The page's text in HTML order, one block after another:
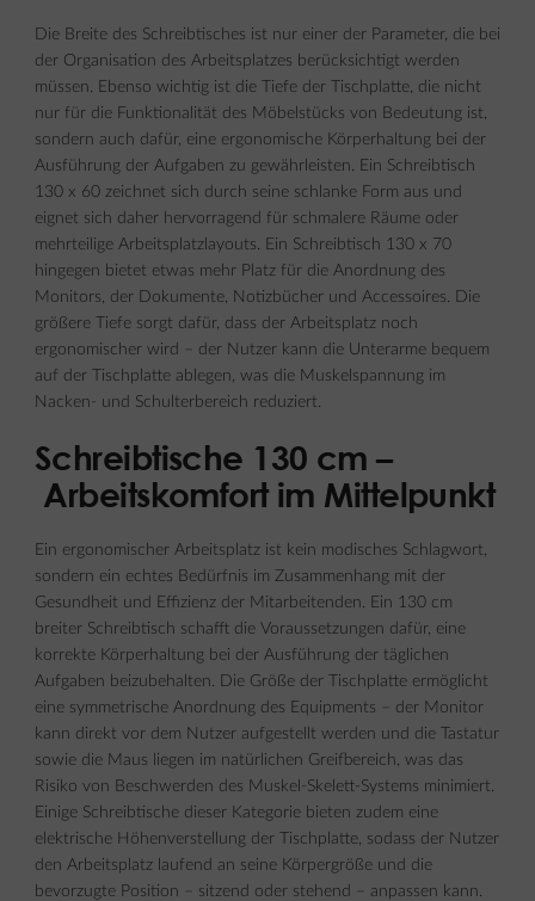
Die Breite des Schreibtisches ist nur einer der Parameter, die bei
der Organisation des Arbeitsplatzes berücksichtigt werden
müssen. Ebenso wichtig ist die Tiefe der Tischplatte, die nicht
nur für die Funktionalität des Möbelstücks von Bedeutung ist,
sondern auch dafür, eine ergonomische Körperhaltung bei der
Ausführung der Aufgaben zu gewährleisten. Ein Schreibtisch
130 x 60 zeichnet sich durch seine schlanke Form aus und
eignet sich daher hervorragend für schmalere Räume oder
mehrteilige Arbeitsplatzlayouts. Ein Schreibtisch 130 x 70
hingegen bietet etwas mehr Platz für die Anordnung des
Monitors, der Dokumente, Notizbücher und Accessoires. Die
größere Tiefe sorgt dafür, dass der Arbeitsplatz noch
ergonomischer wird – der Nutzer kann die Unterarme bequem
auf der Tischplatte ablegen, was die Muskelspannung im
Nacken- und Schulterbereich reduziert.
Schreibtische 130 cm –
Arbeitskomfort im Mittelpunkt
Ein ergonomischer Arbeitsplatz ist kein modisches Schlagwort,
sondern ein echtes Bedürfnis im Zusammenhang mit der
Gesundheit und Effizienz der Mitarbeitenden. Ein 130 cm
breiter Schreibtisch schafft die Voraussetzungen dafür, eine
korrekte Körperhaltung bei der Ausführung der täglichen
Aufgaben beizubehalten. Die Größe der Tischplatte ermöglicht
eine symmetrische Anordnung des Equipments – der Monitor
kann direkt vor dem Nutzer aufgestellt werden und die Tastatur
sowie die Maus liegen im natürlichen Greifbereich, was das
Risiko von Beschwerden des Muskel-Skelett-Systems minimiert.
Einige Schreibtische dieser Kategorie bieten zudem eine
elektrische Höhenverstellung der Tischplatte, sodass der Nutzer
den Arbeitsplatz laufend an seine Körpergröße und die
bevorzugte Position – sitzend oder stehend – anpassen kann.